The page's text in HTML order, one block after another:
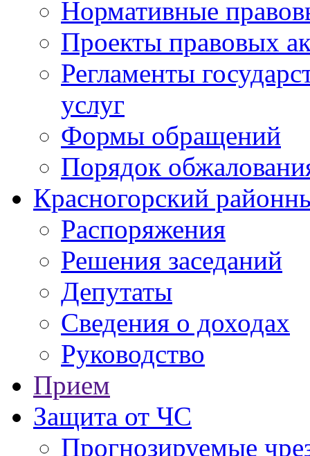
Нормативные
Проекты правовых
Регламенты
услуг
Формы обращений
Порядок
Красногорский
Распоряжения
Решения заседаний
Депутаты
Сведения о доходах
Руководство
Прием
Защита от ЧС
Прогнозируемые